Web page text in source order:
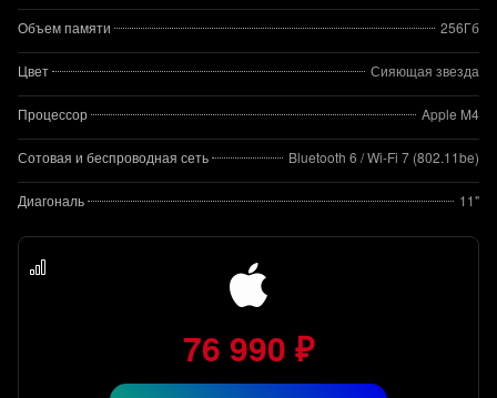
Объем памяти 256Гб
Цвет Сияющая звезда
Процессор Apple M4
Сотовая и беспроводная сеть Bluetooth 6 / Wi‑Fi 7 (802.11be)
Диагональ 11"
76 990 ₽